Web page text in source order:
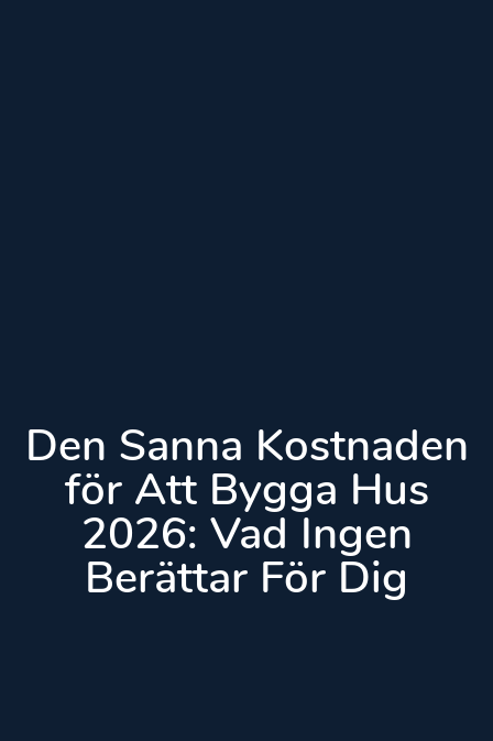
Den Sanna Kostnaden
för Att Bygga Hus
2026: Vad Ingen
Berättar För Dig